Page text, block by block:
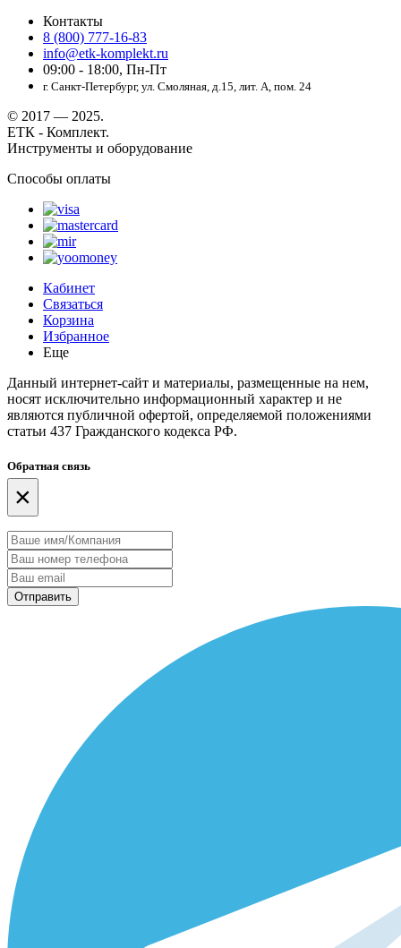
Контакты
8 (800) 777-16-83
info@etk-komplekt.ru
09:00 - 18:00, Пн-Пт
г. Санкт-Петербург, ул. Смоляная, д.15, лит. А, пом. 24
© 2017 — 2025.
ЕТК - Комплект.
Инструменты и оборудование
Способы оплаты
Кабинет
Связаться
Корзина
Избранное
Еще
Данный интернет-сайт и материалы, размещенные на нем,
носят исключительно информационный характер и не
являются публичной офертой, определяемой положениями
статьи 437 Гражданского кодекса РФ.
Обратная связь
×
Отправить